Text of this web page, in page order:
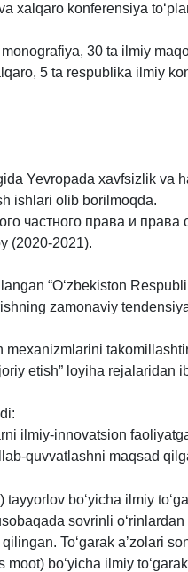
xalqaro konferensiya
30 ta ilmiy
5 ta respublika ilmiy
Yevropada xavfsizlik va
ishlari olib borilmoqda.
частного права и права
(2020-2021).
“O‘zbekiston
zamonaviy
mexanizmlarini
joriy etish” loyiha rejalaridan
ilmiy-innovatsion
quvvatlashni maqsad
tayyorlov bo‘yicha ilmiy
sovrinli
To‘garak aʼzolari
bo‘yicha ilmiy